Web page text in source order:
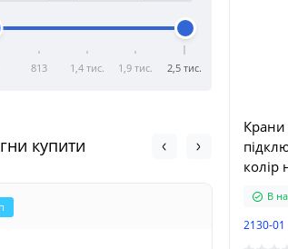
813 1,4 тис. 1,9 тис. 2,5 тис.
купити
Крани
колір
В
2130-01